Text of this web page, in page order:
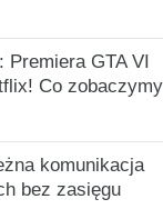
GTA VI
Co zobaczymy
komunikacja
bez zasięgu